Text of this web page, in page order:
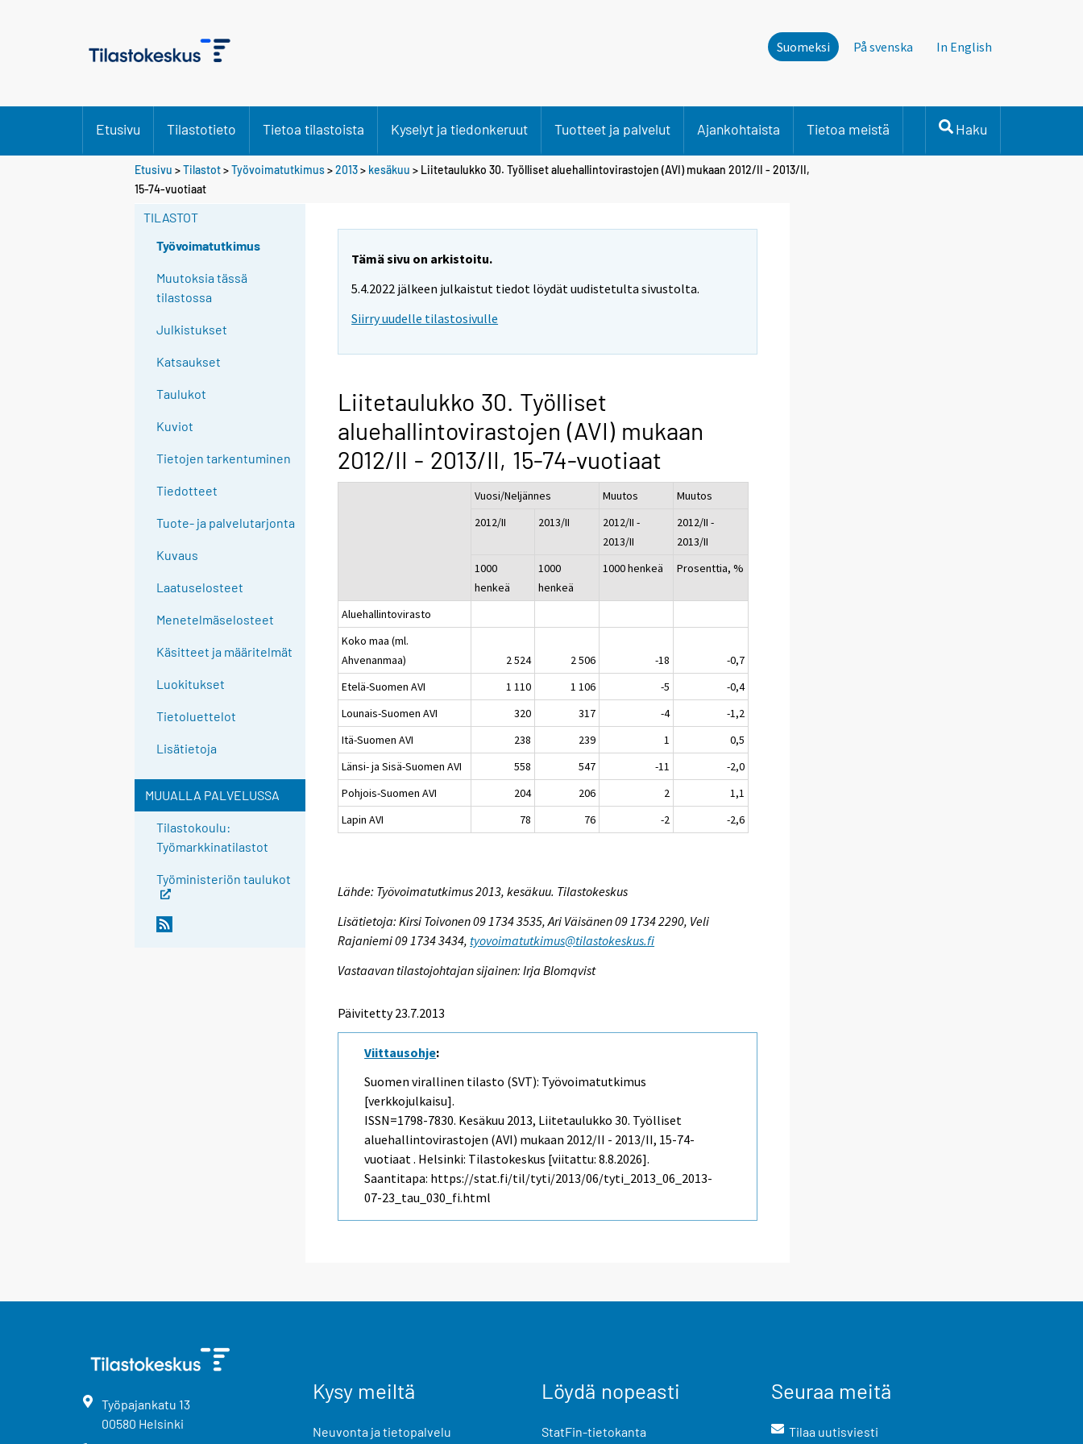
Suomeksi På svenska In English
Etusivu Tilastotieto Tietoa tilastoista Kyselyt ja tiedonkeruut Tuotteet ja palvelut Ajankohtaista Tietoa meistä Haku
Etusivu >Tilastot>Työvoimatutkimus>2013> kesäkuu > Liitetaulukko 30. Työlliset aluehallintovirastojen (AVI) mukaan 2012/II - 2013/II,
15-74-vuotiaat
TILASTOT
Työvoimatutkimus
Muutoksia tässä
tilastossa
Julkistukset
Katsaukset
Taulukot
Kuviot
Tietojen tarkentuminen
Tiedotteet
Tuote- ja palvelutarjonta
Kuvaus
Laatuselosteet
Menetelmäselosteet
Käsitteet ja määritelmät
Luokitukset
Tietoluettelot
Lisätietoja
MUUALLA PALVELUSSA
Tilastokoulu:
Työmarkkinatilastot
Työministeriön taulukot
Tämä sivu on arkistoitu.
5.4.2022 jälkeen julkaistut tiedot löydät uudistetulta sivustolta.
Siirry uudelle tilastosivulle
Liitetaulukko 30. Työlliset
aluehallintovirastojen (AVI) mukaan
2012/II - 2013/II, 15-74-vuotiaat
Vuosi/Neljännes Muutos
Muutos
2012/II
2013/II
2012/II -
2013/II
2012/II -
2013/II
1000
henkeä
1000
henkeä
1000 henkeä Prosenttia, %
Aluehallintovirasto
Koko maa (ml.
Ahvenanmaa)
2 524 2 506 -18
-0,7
Etelä-Suomen AVI
1 110 1 106 -5
-0,4
Lounais-Suomen AVI
320 317 -4
-1,2
Itä-Suomen AVI
238 239 1
0,5
Länsi- ja Sisä-Suomen AVI
558 547 -11
-2,0
Pohjois-Suomen AVI
204 206 2
1,1
Lapin AVI
78 76 -2 -2,6
Lähde: Työvoimatutkimus 2013, kesäkuu. Tilastokeskus
Lisätietoja: Kirsi Toivonen 09 1734 3535, Ari Väisänen 09 1734 2290, Veli
Rajaniemi 09 1734 3434, tyovoimatutkimus@tilastokeskus.fi
Vastaavan tilastojohtajan sijainen: Irja Blomqvist
Päivitetty 23.7.2013
Viittausohje:
Suomen virallinen tilasto (SVT): Työvoimatutkimus
[verkkojulkaisu].
ISSN=1798-7830. Kesäkuu 2013, Liitetaulukko 30. Työlliset
aluehallintovirastojen (AVI) mukaan 2012/II - 2013/II, 15-74-
vuotiaat . Helsinki: Tilastokeskus [viitattu: 8.8.2026].
Saantitapa: https://stat.fi/til/tyti/2013/06/tyti_2013_06_2013-
07-23_tau_030_fi.html
Työpajankatu 13
00580 Helsinki
Kysy meiltä
Neuvonta ja tietopalvelu
Löydä nopeasti
StatFin-tietokanta
Seuraa meitä
Tilaa uutisviesti